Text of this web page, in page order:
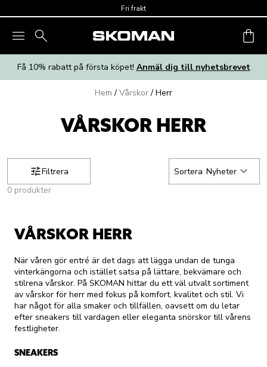
Fri frakt
Få 10% rabatt på första köpet! Anmäl dig till nyhetsbrevet
Hem / Vårskor / Herr
VÅRSKOR HERR
Filtrera Sortera Nyheter
0 produkter
VÅRSKOR HERR
När våren gör entré är det dags att lägga undan de tunga
vinterkängorna och istället satsa på lättare, bekvämare och
stilrena vårskor. På SKOMAN hittar du ett väl utvalt sortiment
av vårskor för herr med fokus på komfort, kvalitet och stil. Vi
har något för alla smaker och tillfällen, oavsett om du letar
efter sneakers till vardagen eller eleganta snörskor till vårens
festligheter.
SNEAKERS